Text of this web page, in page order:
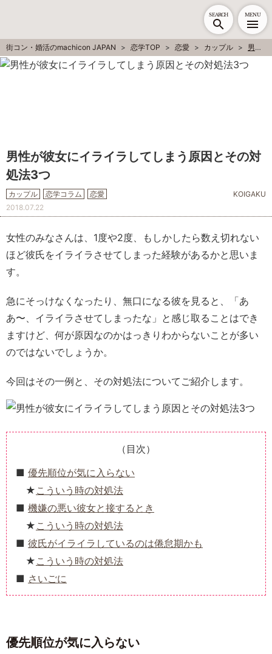
SEARCH MENU
街コン・婚活のmachicon JAPAN 恋学TOP 恋愛 カップル 男性が彼女にイライラしてしまう原因とその対処法3つ
男性が彼女にイライラしてしまう原因とその対
処法3つ
カップル 恋学コラム 恋愛
KOIGAKU
2018.07.22
女性のみなさんは、1度や2度、もしかしたら数え切れない
ほど彼氏をイライラさせてしまった経験があるかと思いま
す。
急にそっけなくなったり、無口になる彼を見ると、「あ
あ〜、イライラさせてしまったな」と感じ取ることはでき
ますけど、何が原因なのかはっきりわからないことが多い
のではないでしょうか。
今回はその一例と、その対処法についてご紹介します。
（目次）
優先順位が気に入らない
こういう時の対処法
機嫌の悪い彼女と接するとき
こういう時の対処法
彼氏がイライラしているのは倦怠期かも
こういう時の対処法
さいごに
優先順位が気に入らない